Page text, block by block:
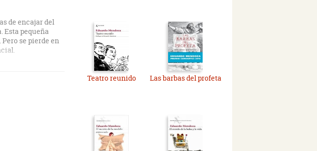
de encajar del
Esta pequeña
se pierde en
español,
Teatro reunido Las barbas del profeta